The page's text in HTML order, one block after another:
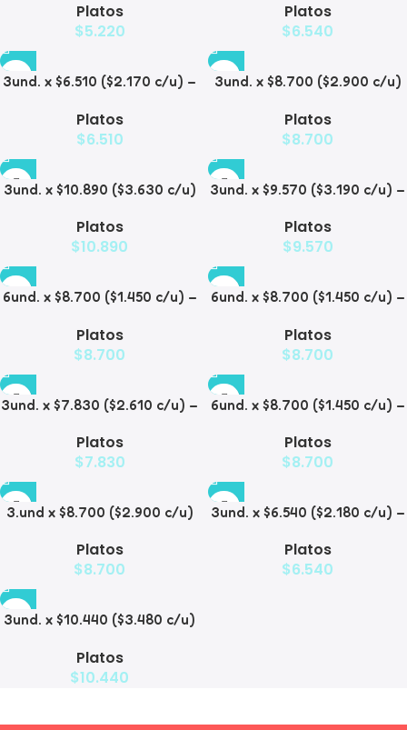
Mascotas Diseño Manzana
Platos
$5.220
Mascotas
Platos
$6.540
3und. x $6.510 ($2.170 c/u) –
Mascotas
Platos
$6.510
3und. x $8.700 ($2.900 c/u)
para Mascotas
Platos
$8.700
3und. x $10.890 ($3.630 c/u)
para Mascotas
Platos
$10.890
3und. x $9.570 ($3.190 c/u) –
Mascotas
Platos
$9.570
6und. x $8.700 ($1.450 c/u) –
Platos
$8.700
6und. x $8.700 ($1.450 c/u) –
Floral
Platos
$8.700
3und. x $7.830 ($2.610 c/u) –
Mascotas
Platos
$7.830
6und. x $8.700 ($1.450 c/u) –
Mascotas
Platos
$8.700
3.und x $8.700 ($2.900 c/u)
Mascotas
Platos
$8.700
3und. x $6.540 ($2.180 c/u) –
Mascotas con Diseño
Decorativo
Platos
$6.540
3und. x $10.440 ($3.480 c/u)
Mascotas con Bowl de Acero
Platos
$10.440